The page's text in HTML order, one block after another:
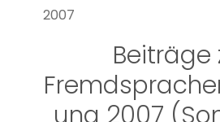
2007
Beiträge